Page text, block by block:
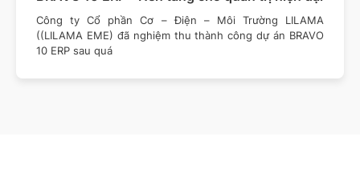
Công ty Cổ phần Cơ – Điện – Môi Trường LILAMA
((LILAMA EME) đã nghiệm thu thành công dự án BRAVO
10 ERP sau quá